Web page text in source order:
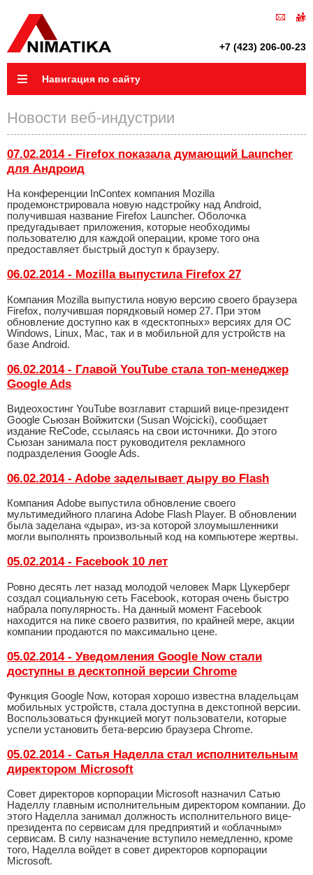
+7 (423) 206-00-23
Навигация по сайту
Новости веб-индустрии
07.02.2014 - Firefox показала думающий Launcher
для Андроид
На конференции InContex компания Mozilla
продемонстрировала новую надстройку над Android,
получившая название Firefox Launcher. Оболочка
предугадывает приложения, которые необходимы
пользователю для каждой операции, кроме того она
предоставляет быстрый доступ к браузеру.
06.02.2014 - Mozilla выпустила Firefox 27
Компания Mozilla выпустила новую версию своего браузера
Firefox, получившая порядковый номер 27. При этом
обновление доступно как в «десктопных» версиях для ОС
Windows, Linux, Mac, так и в мобильной для устройств на
базе Android.
06.02.2014 - Главой YouTube стала топ-менеджер
Google Ads
Видеохостинг YouTube возглавит старший вице-президент
Google Сьюзан Войжитски (Susan Wojcicki), сообщает
издание ReCode, ссылаясь на свои источники. До этого
Сьюзан занимала пост руководителя рекламного
подразделения Google Ads.
06.02.2014 - Adobe заделывает дыру во Flash
Компания Adobe выпустила обновление своего
мультимедийного плагина Adobe Flash Player. В обновлении
была заделана «дыра», из-за которой злоумышленники
могли выполнять произвольный код на компьютере жертвы.
05.02.2014 - Facebook 10 лет
Ровно десять лет назад молодой человек Марк Цукерберг
создал социальную сеть Facebook, которая очень быстро
набрала популярность. На данный момент Facebook
находится на пике своего развития, по крайней мере, акции
компании продаются по максимально цене.
05.02.2014 - Уведомления Google Now стали
доступны в десктопной версии Chrome
Функция Google Now, которая хорошо известна владельцам
мобильных устройств, стала доступна в декстопной версии.
Воспользоваться функцией могут пользователи, которые
успели установить бета-версию браузера Chrome.
05.02.2014 - Сатья Наделла стал исполнительным
директором Microsoft
Совет директоров корпорации Microsoft назначил Сатью
Наделлу главным исполнительным директором компании. До
этого Наделла занимал должность исполнительного вице-
президента по сервисам для предприятий и «облачным»
сервисам. В силу назначение вступило немедленно, кроме
того, Наделла войдет в совет директоров корпорации
Microsoft.